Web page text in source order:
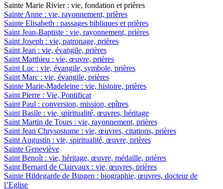
Sainte Marie Rivier : vie, fondation et prières
Sainte Anne : vie, rayonnement, prières
Sainte Elisabeth : passages bibliques et prières
Saint Jean-Baptiste : vie, rayonnement, prières
Saint Joseph : vie, patronage, prières
Saint Jean : vie, évangile, prières
Saint Matthieu : vie, œuvre, prières
Saint Luc : vie, évangile, symbole, prières
Saint Marc : vie, évangile, prières
Sainte Marie-Madeleine : vie, histoire, prières
Saint Pierre : Vie, Pontificat
Saint Paul : conversion, mission, epîtres
Saint Basile : vie, spiritualité, œuvres, héritage
Saint Martin de Tours : vie, rayonnement, prières
Saint Jean Chrysostome : vie, œuvres, citations, prières
Saint Augustin : vie, spiritualité, œuvre, prières
Sainte Geneviève
Saint Benoît : vie, héritage, œuvre, médaille, prières
Saint Bernard de Clairvaux : vie, œuvres, prières
Sainte Hildegarde de Bingen : biographie, œuvres, docteur de
l’Eglise